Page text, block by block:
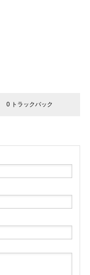
0 トラックバック